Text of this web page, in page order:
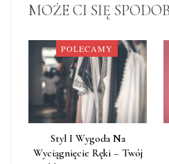
MOŻE CI SIĘ
POLECAMY
Styl I Wygoda Na
Wyciągnięcie Ręki – Twój